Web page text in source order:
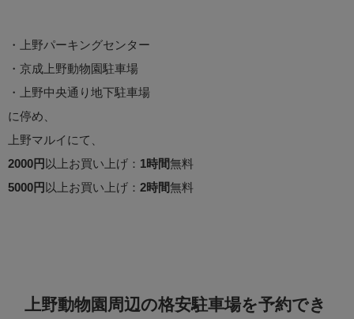
・上野パーキングセンター
・京成上野動物園駐車場
・上野中央通り地下駐車場
に停め、
上野マルイにて、
2000円 以上お買い上げ： 1時間無料
5000円 以上お買い上げ： 2時間無料
上野動物園周辺の格安駐車場を予約でき